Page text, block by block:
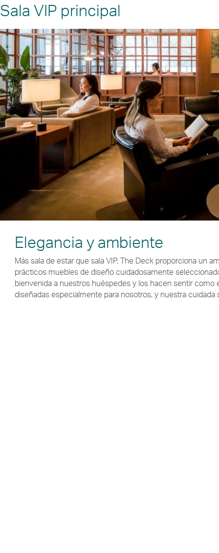
Sala VIP principal
Elegancia y ambiente
Más sala de estar que sala VIP, The Deck proporciona un
prácticos muebles de diseño cuidadosamente
bienvenida a nuestros huéspedes y los hacen sentir
diseñadas especialmente para nosotros, y nuestra